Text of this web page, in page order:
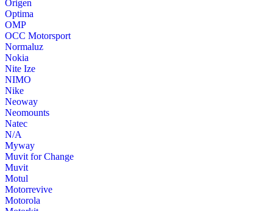
Origen
Optima
OMP
OCC Motorsport
Normaluz
Nokia
Nite Ize
NIMO
Nike
Neoway
Neomounts
Natec
N/A
Myway
Muvit for Change
Muvit
Motul
Motorrevive
Motorola